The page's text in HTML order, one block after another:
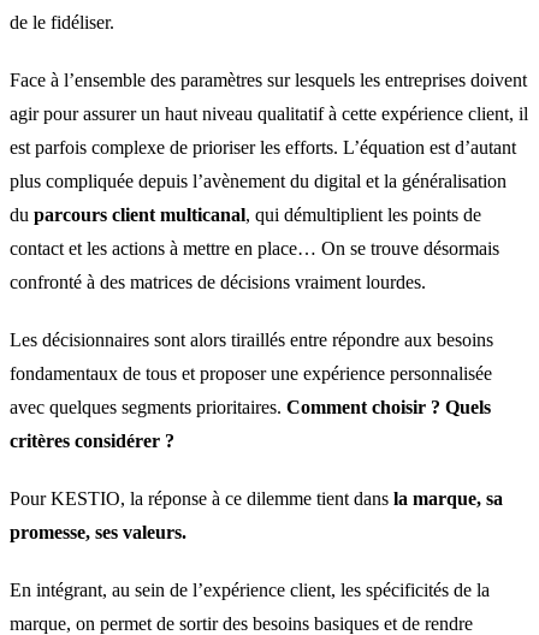
de le fidéliser.
Face à l’ensemble des paramètres sur lesquels les entreprises doivent
agir pour assurer un haut niveau qualitatif à cette expérience client, il
est parfois complexe de prioriser les efforts. L’équation est d’autant
plus compliquée depuis l’avènement du digital et la généralisation
du parcours client multicanal, qui démultiplient les points de
contact et les actions à mettre en place… On se trouve désormais
confronté à des matrices de décisions vraiment lourdes.
Les décisionnaires sont alors tiraillés entre répondre aux besoins
fondamentaux de tous et proposer une expérience personnalisée
avec quelques segments prioritaires. Comment choisir ? Quels
critères considérer ?
Pour KESTIO, la réponse à ce dilemme tient dans la marque, sa
promesse, ses valeurs.
En intégrant, au sein de l’expérience client, les spécificités de la
marque, on permet de sortir des besoins basiques et de rendre